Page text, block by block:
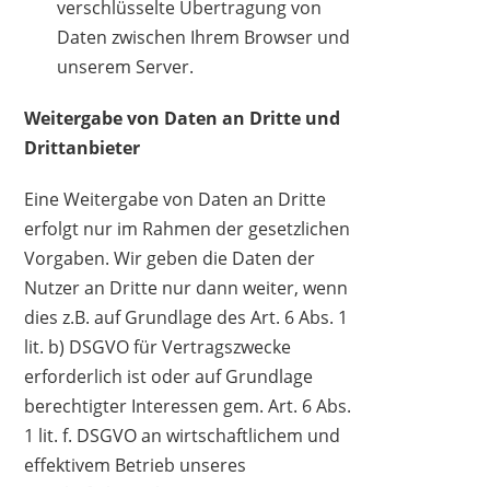
verschlüsselte Übertragung von
Daten zwischen Ihrem Browser und
unserem Server.
Weitergabe von Daten an Dritte und
Drittanbieter
Eine Weitergabe von Daten an Dritte
erfolgt nur im Rahmen der gesetzlichen
Vorgaben. Wir geben die Daten der
Nutzer an Dritte nur dann weiter, wenn
dies z.B. auf Grundlage des Art. 6 Abs. 1
lit. b) DSGVO für Vertragszwecke
erforderlich ist oder auf Grundlage
berechtigter Interessen gem. Art. 6 Abs.
1 lit. f. DSGVO an wirtschaftlichem und
effektivem Betrieb unseres